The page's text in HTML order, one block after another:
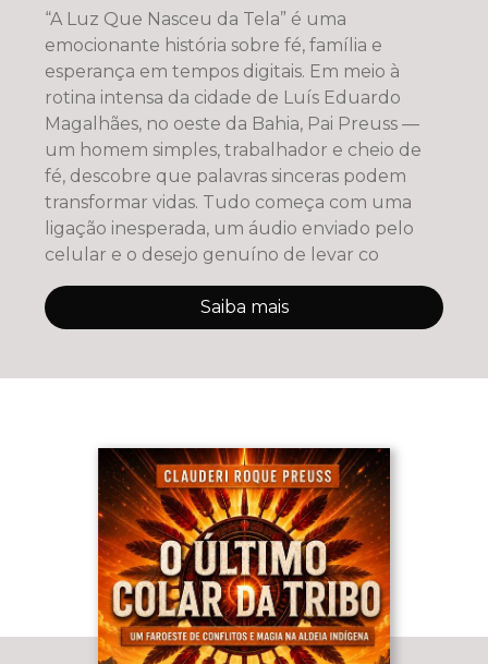
“A Luz Que Nasceu da Tela” é uma
emocionante história sobre fé, família e
esperança em tempos digitais. Em meio à
rotina intensa da cidade de Luís Eduardo
Magalhães, no oeste da Bahia, Pai Preuss —
um homem simples, trabalhador e cheio de
fé, descobre que palavras sinceras podem
transformar vidas. Tudo começa com uma
ligação inesperada, um áudio enviado pelo
celular e o desejo genuíno de levar co
Saiba mais